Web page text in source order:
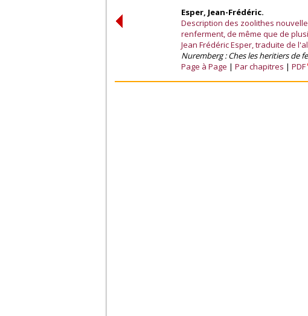
Esper, Jean-Frédéric.
Description des zoolithes
renferment, de même que de
Jean Frédéric Esper, traduite de
Nuremberg : Ches les heritiers de
Page à Page
Par chapitres PDF